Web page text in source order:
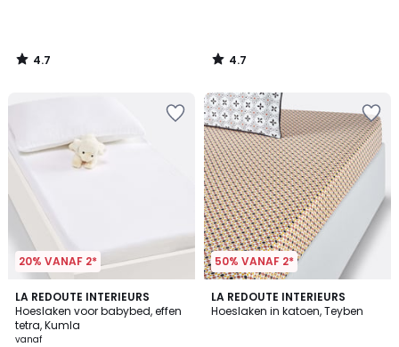
4.7
/
4.7
/
20% VANAF 2*
LA REDOUTE INTERIEURS
Hoeslaken voor babybed, effen
tetra, Kumla
vanaf
4.9
/ 5
4
Kleuren
50% VANAF 2*
LA REDOUTE INTERIEURS
Hoeslaken in katoen, Teyben
4.6
/ 5